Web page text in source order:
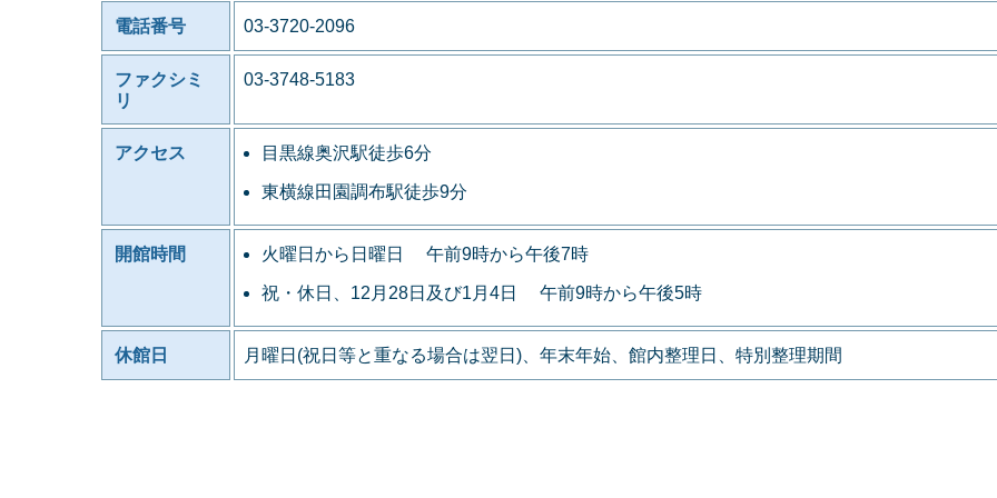
電話番号 03-3720-2096
ファクシミ
リ
03-3748-5183
アクセス 目黒線奥沢駅徒歩6分
東横線田園調布駅徒歩9分
開館時間 火曜日から日曜日 午前9時から午後7時
祝・休日、12月28日及び1月4日 午前9時から午後5時
休館日 月曜日(祝日等と重なる場合は翌日)、年末年始、館内整理日、特別整理期間